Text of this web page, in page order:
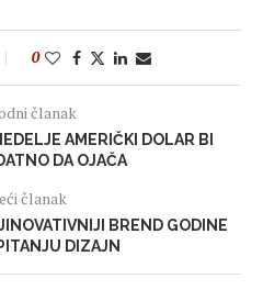
0
članak
AMERIČKI DOLAR BI
DA OJAČA
članak
BREND GODINE
DIZAJN